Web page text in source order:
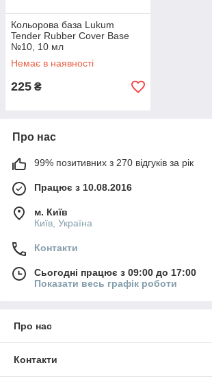
Кольорова база Lukum
Tender Rubber Cover Base
№10, 10 мл
Немає в наявності
225 ₴
Про нас
99% позитивних з 270 відгуків за рік
Працює з 10.08.2016
м. Київ
Київ, Україна
Контакти
Сьогодні працює з 09:00 до 17:00
Показати весь графік роботи
Про нас
Контакти